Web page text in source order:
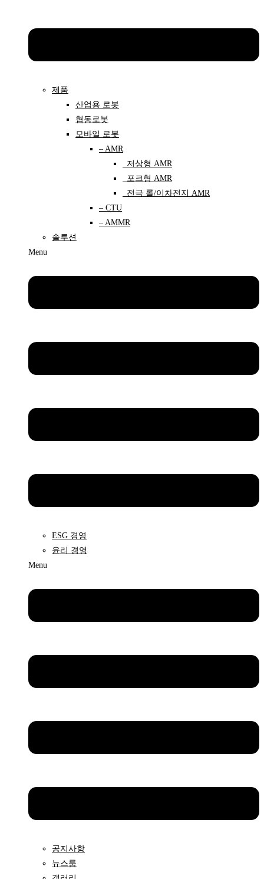
제품
산업용 로봇
협동로봇
모바일 로봇
– AMR
저상형 AMR
포크형 AMR
전극 롤/이차전지 AMR
– CTU
– AMMR
솔루션
Menu
ESG 경영
윤리 경영
Menu
공지사항
뉴스룸